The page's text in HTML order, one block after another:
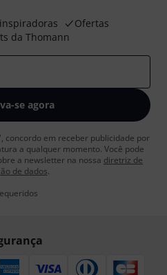
Ofertas
da Thomann
se agora
concordo em receber publicidade por
a qualquer momento. Você pode
a newsletter na nossa diretriz de
de dados.